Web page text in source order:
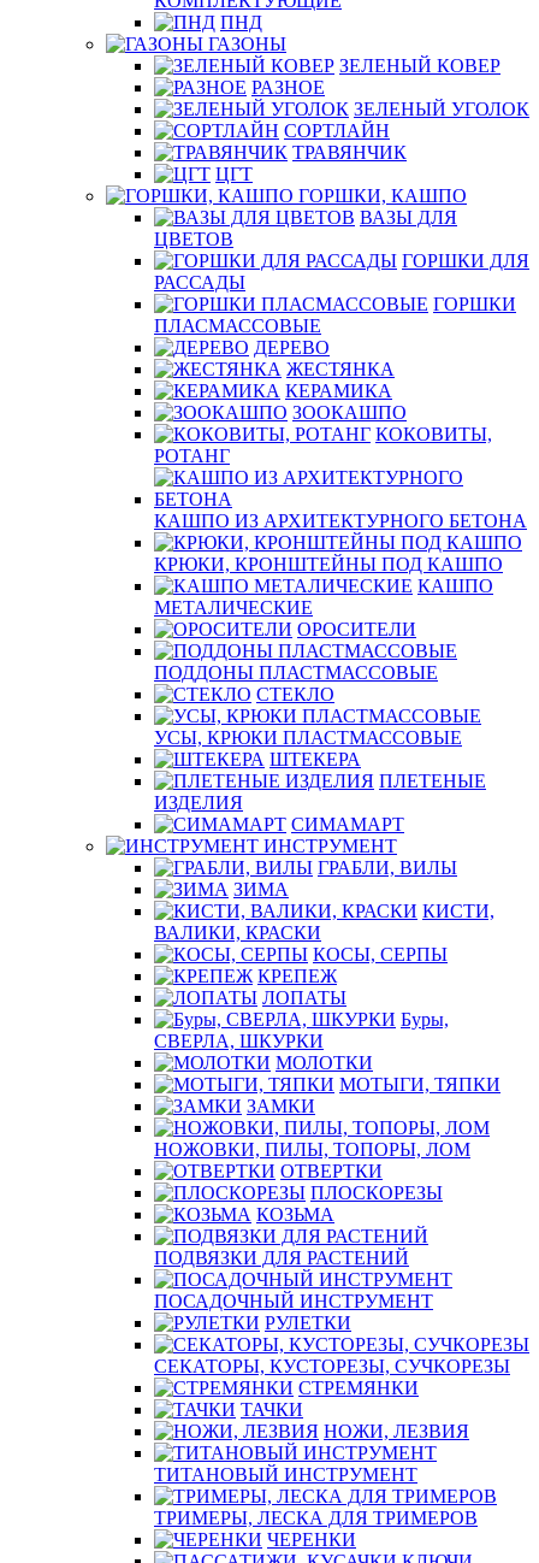
ПНД
ГАЗОНЫ
ЗЕЛЕНЫЙ КОВЕР
РАЗНОЕ
ЗЕЛЕНЫЙ УГОЛОК
СОРТЛАЙН
ТРАВЯНЧИК
ЦГТ
ГОРШКИ, КАШПО
ВАЗЫ ДЛЯ
ЦВЕТОВ
ГОРШКИ ДЛЯ
РАССАДЫ
ГОРШКИ
ПЛАСМАССОВЫЕ
ДЕРЕВО
ЖЕСТЯНКА
КЕРАМИКА
ЗООКАШПО
КОКОВИТЫ,
РОТАНГ
КАШПО ИЗ АРХИТЕКТУРНОГО БЕТОНА
КРЮКИ, КРОНШТЕЙНЫ ПОД КАШПО
КАШПО
МЕТАЛИЧЕСКИЕ
ОРОСИТЕЛИ
ПОДДОНЫ ПЛАСТМАССОВЫЕ
СТЕКЛО
УСЫ, КРЮКИ ПЛАСТМАССОВЫЕ
ШТЕКЕРА
ПЛЕТЕНЫЕ
ИЗДЕЛИЯ
СИМАМАРТ
ИНСТРУМЕНТ
ГРАБЛИ, ВИЛЫ
ЗИМА
КИСТИ,
ВАЛИКИ, КРАСКИ
КОСЫ, СЕРПЫ
КРЕПЕЖ
ЛОПАТЫ
Буры,
СВЕРЛА, ШКУРКИ
МОЛОТКИ
МОТЫГИ, ТЯПКИ
ЗАМКИ
НОЖОВКИ, ПИЛЫ, ТОПОРЫ, ЛОМ
ОТВЕРТКИ
ПЛОСКОРЕЗЫ
КОЗЬМА
ПОДВЯЗКИ ДЛЯ РАСТЕНИЙ
ПОСАДОЧНЫЙ ИНСТРУМЕНТ
РУЛЕТКИ
СЕКАТОРЫ, КУСТОРЕЗЫ, СУЧКОРЕЗЫ
СТРЕМЯНКИ
ТАЧКИ
НОЖИ, ЛЕЗВИЯ
ТИТАНОВЫЙ ИНСТРУМЕНТ
ТРИМЕРЫ, ЛЕСКА ДЛЯ ТРИМЕРОВ
ЧЕРЕНКИ